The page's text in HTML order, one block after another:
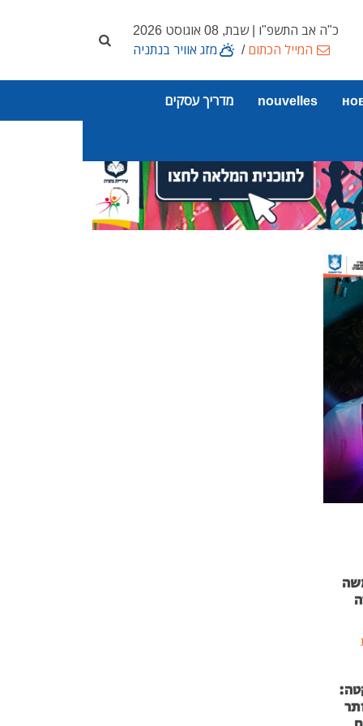
כ"ה אב התשפ"ו | שבת, 08 אוגוסט 2026
המייל הכתום/ מזג אוויר בנתניה
nouvelles מדריך עסקים
נמשה
אותר